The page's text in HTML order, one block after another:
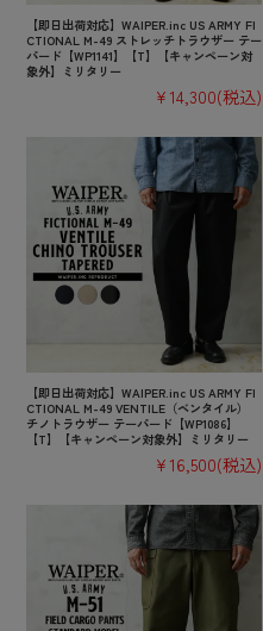
【即日出荷対応】WAIPER.inc US ARMY FI
CTIONAL M-49 ストレッチトラウザー テー
パード【WP1141】【T】【キャンペーン対
象外】ミリタリー
¥14,300(税込)
【即日出荷対応】WAIPER.inc US ARMY FI
CTIONAL M-49 VENTILE（ベンタイル）
チノトラウザー テーパード【WP1086】
【T】【キャンペーン対象外】ミリタリー
¥16,500(税込)